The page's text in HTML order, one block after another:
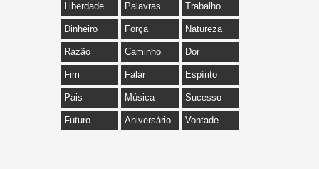
Liberdade Palavras Trabalho
Dinheiro Força Natureza
Razão Caminho Dor
Fim Falar Espírito
Pais Música Sucesso
Futuro Aniversário Vontade